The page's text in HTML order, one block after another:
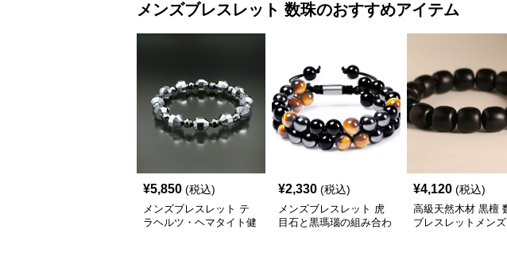
メンズブレスレット 数珠のおすすめアイテム
¥5,850 (税込)
メンズブレスレット テ
ラヘルツ・ヘマタイト健
¥2,330 (税込)
メンズブレスレット 虎
目石と黒瑪瑙の組み合わ
¥4,120 (税込)
高級天然木材 黒檀
ブレスレットメンズ